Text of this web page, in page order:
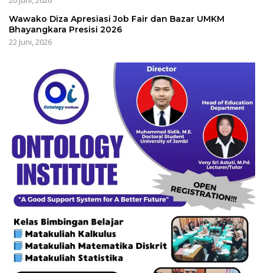
Wawako Diza Apresiasi Job Fair dan Bazar UMKM
Bhayangkara Presisi 2026
22 Juni, 2026